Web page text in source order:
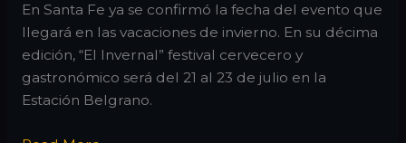
En Santa Fe ya se confirmó la fecha del evento que
llegará en las vacaciones de invierno. En su décima
edición, “El Invernal” festival cervecero y
gastronómico será del 21 al 23 de julio en la
Estación Belgrano.